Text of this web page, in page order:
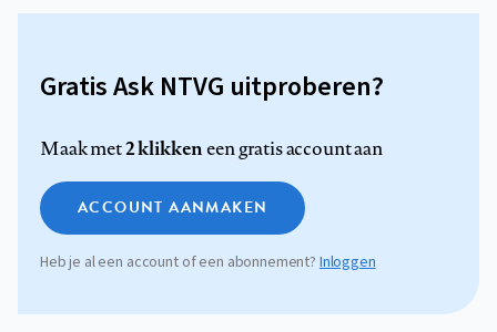
Gratis Ask NTVG uitproberen?
Maak met2 klikkeneen gratis account aan
ACCOUNT AANMAKEN
Heb je al een account of een abonnement?Inloggen